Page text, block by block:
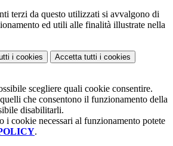
terzi da questo utilizzati si avvalgono di
ed utili alle finalità illustrate nella
i cookies Accetta tutti i cookies
scegliere quali cookie consentire.
che consentono il funzionamento della
disabilitarli.
i cookie necessari al funzionamento potete
.